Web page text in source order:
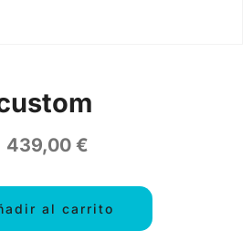
439,00 €
al carrito